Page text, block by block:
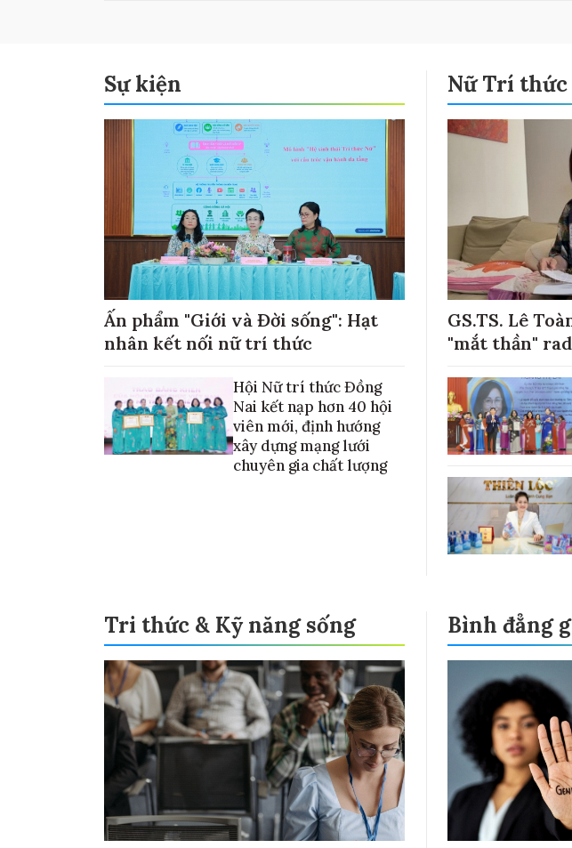
Sự kiện
Ấn phẩm "Giới và Đời sống": Hạt
nhân kết nối nữ trí thức
Hội Nữ trí thức Đồng
Nai kết nạp hơn 40 hội
viên mới, định hướng
xây dựng mạng lưới
chuyên gia chất lượng
Nữ Trí thức
GS.TS. Lê
"mắt thần"
Tri thức & Kỹ năng sống Bình đẳng